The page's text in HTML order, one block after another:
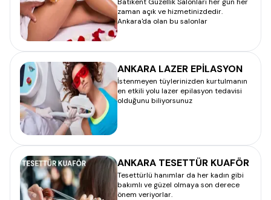
zaman açık ve hizmetinizdedir.
Ankara'da olan bu salonlar
ANKARA LAZER EPİLASYON
İstenmeyen tüylerinizden kurtulmanın
en etkili yolu lazer epilasyon tedavisi
olduğunu biliyorsunuz
ANKARA TESETTÜR KUAFÖR
Tesettürlü hanımlar da her kadın gibi
bakımlı ve güzel olmaya son derece
önem veriyorlar.